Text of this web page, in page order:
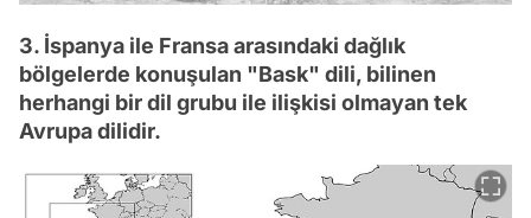
3. İspanya ile Fransa arasındaki dağlık
bölgelerde konuşulan "Bask" dili, bilinen
herhangi bir dil grubu ile ilişkisi olmayan tek
Avrupa dilidir.